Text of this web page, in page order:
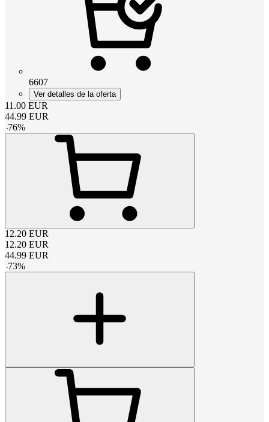
6607
Ver detalles de la oferta
11.00 EUR
44.99 EUR
-76%
12.20 EUR
12.20 EUR
44.99 EUR
-73%